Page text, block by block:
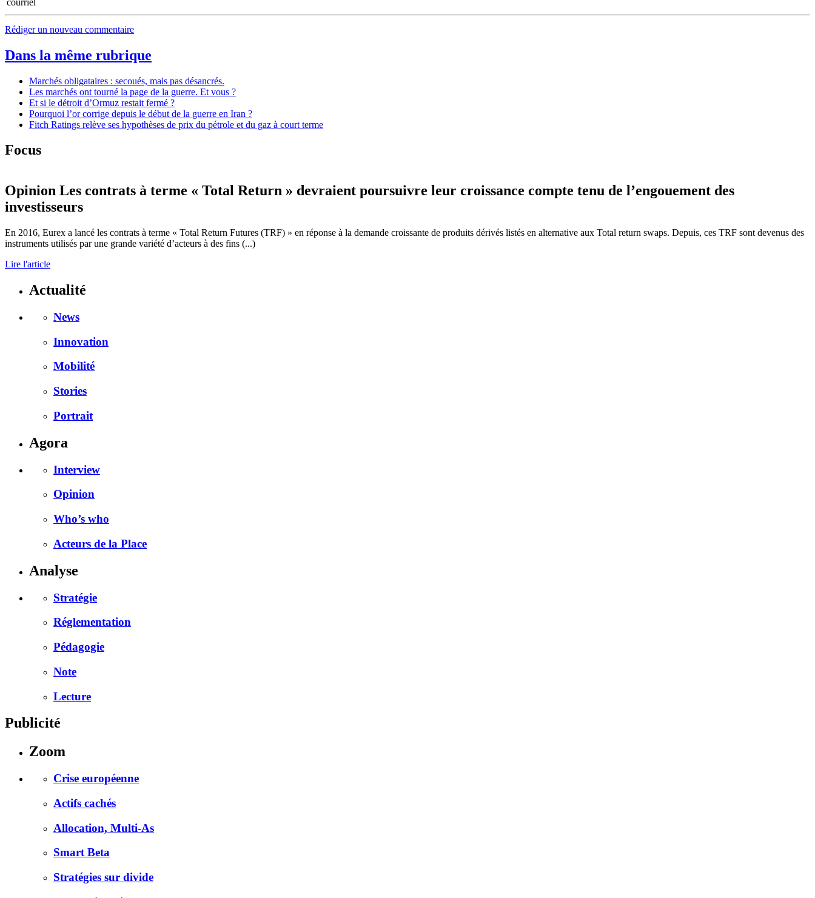
Rédiger un nouveau commentaire
Dans la même rubrique
Marchés obligataires : secoués, mais pas désancrés.
Les marchés ont tourné la page de la guerre. Et vous ?
Et si le détroit d’Ormuz restait fermé ?
Pourquoi l’or corrige depuis le début de la guerre en Iran ?
Fitch Ratings relève ses hypothèses de prix du pétrole et du gaz à court terme
Focus
Opinion Les contrats à terme « Total Return » devraient poursuivre leur croissance compte tenu de l’engouement des
investisseurs
En 2016, Eurex a lancé les contrats à terme « Total Return Futures (TRF) » en réponse à la demande croissante de produits dérivés listés en alternative aux Total return swaps. Depuis, ces TRF sont devenus des
instruments utilisés par une grande variété d’acteurs à des fins (...)
Lire l'article
Actualité
News
Innovation
Mobilité
Stories
Portrait
Agora
Interview
Opinion
Who’s who
Acteurs de la Place
Analyse
Stratégie
Réglementation
Pédagogie
Note
Lecture
Publicité
Zoom
Crise européenne
Actifs cachés
Allocation, Multi-As
Smart Beta
Stratégies sur divide